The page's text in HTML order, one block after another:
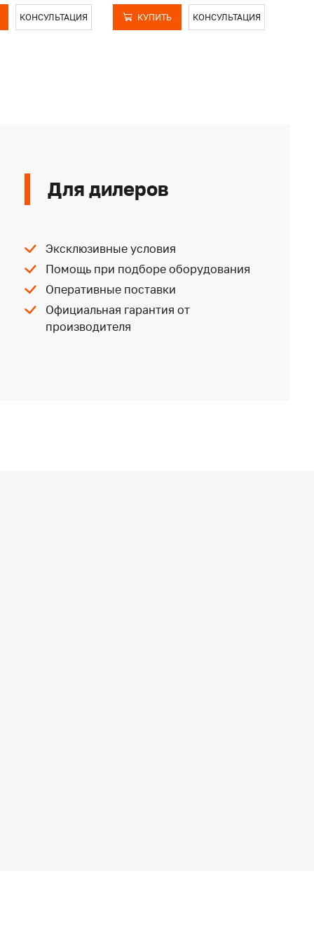
КОНСУЛЬТАЦИЯ КУПИТЬ КОНСУЛЬТАЦИЯ
Для дилеров
Эксклюзивные условия
Помощь при подборе оборудования
Оперативные поставки
Официальная гарантия от
производителя